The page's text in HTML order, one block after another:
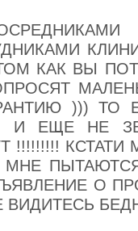
КАК ВЫ
))) ТО
И ЕЩЕ НЕ
!!!!!!!!!
О
ВИДИТЕСЬ